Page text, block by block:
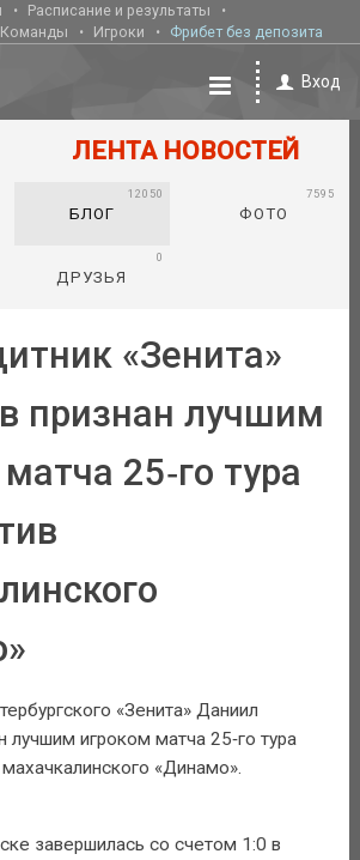
Расписание и результаты
Команды Игроки Фрибет без депозита
Вход
ЛЕНТА НОВОСТЕЙ
БЛОГ
12050
ФОТО
7595
ДРУЗЬЯ
0
«Зенита»
признан лучшим
25‑го тура
«Зенита» Даниил
лучшим игроком матча 25‑го тура
«Динамо».
завершилась со счетом 1:0 в